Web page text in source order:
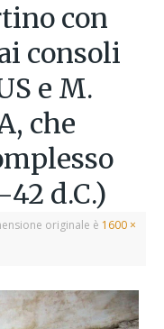
con
consoli
e M.
che
d.C.)
originale è 1600 ×